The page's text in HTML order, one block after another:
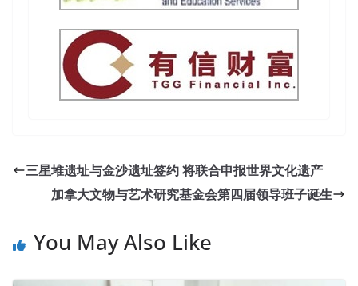
三星堆遗址与金沙遗址签约 将联合申报世界文化遗产
加拿大文物与艺术研究基金会第四届领导班子诞生
You May Also Like